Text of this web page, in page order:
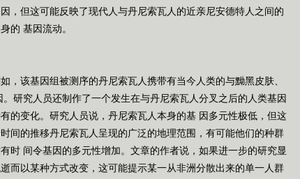
，但这可能反映了现代人与丹尼索瓦人的近亲尼安德特人之间的
的 基因流动。
该基因组被测序的丹尼索瓦人携带有当今人类的与黝黑皮肤、
研究人员还制作了一个发生在与丹尼索瓦人分叉之后的人类基因
的变化。研究人员说，丹尼索瓦人本身的基 因多元性极低，但这
间的推移丹尼索瓦人呈现的广泛的地理范围，有可能他们的种群
时 间令基因的多元性增加。文章的作者说，如果进一步的研究显
而以某种方式改变，这可能提示某一从非洲分散出来的单一人群